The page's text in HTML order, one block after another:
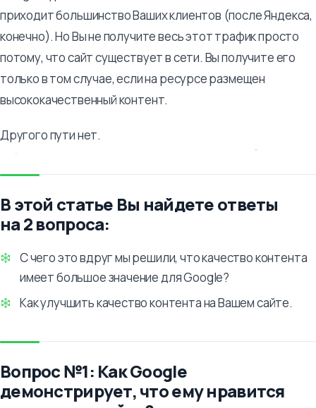
приходит большинство Ваших клиентов (после Яндекса,
конечно). Но Вы не получите весь этот трафик просто
потому, что сайт существует в сети. Вы получите его
только в том случае, если на ресурсе размещен
высококачественный контент.
Другого пути нет.
В этой статье Вы найдете ответы
на 2 вопроса:
С чего это вдруг мы решили, что качество контента
имеет большое значение для Google?
Как улучшить качество контента на Вашем сайте.
Вопрос №1: Как Google
демонстрирует, что ему нравится